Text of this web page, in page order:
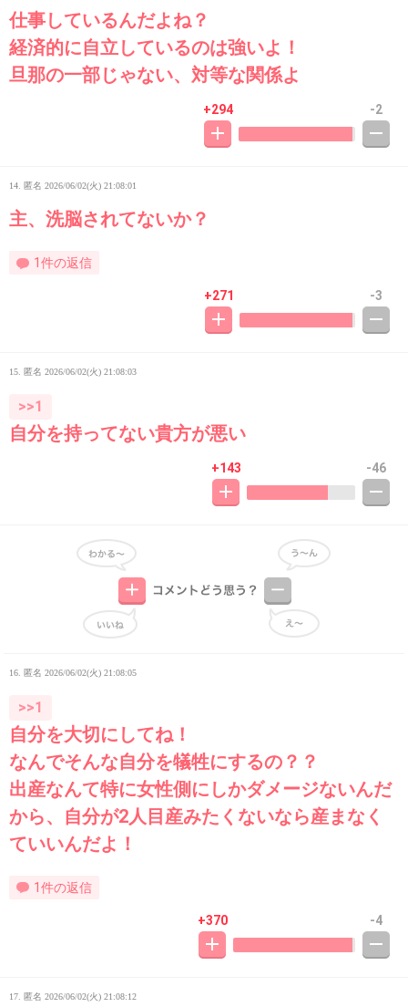
仕事しているんだよね？
経済的に自立しているのは強いよ！
旦那の一部じゃない、対等な関係よ
+294 -2
14. 匿名 2026/06/02(火) 21:08:01
主、洗脳されてないか？
1件の返信
+271 -3
15. 匿名 2026/06/02(火) 21:08:03
>>1
自分を持ってない貴方が悪い
+143 -46
16. 匿名 2026/06/02(火) 21:08:05
>>1
自分を大切にしてね！
なんでそんな自分を犠牲にするの？？
出産なんて特に女性側にしかダメージないんだ
から、自分が2人目産みたくないなら産まなく
ていいんだよ！
1件の返信
+370 -4
17. 匿名 2026/06/02(火) 21:08:12